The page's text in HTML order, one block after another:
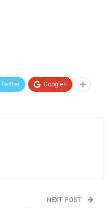
Twitter Google+
NEXT POST